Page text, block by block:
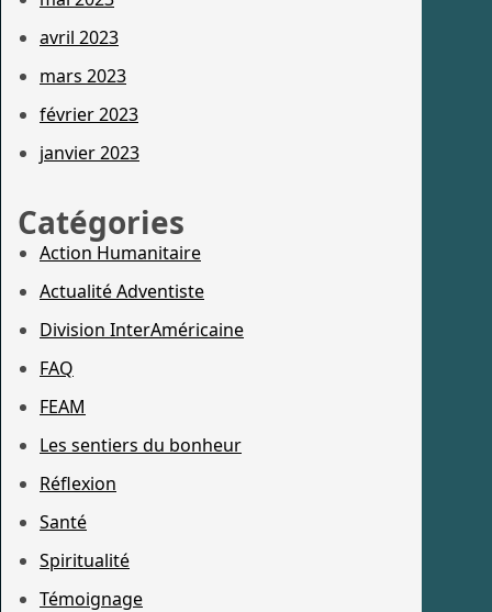
avril 2023
mars 2023
février 2023
janvier 2023
Catégories
Action Humanitaire
Actualité Adventiste
Division InterAméricaine
FAQ
FEAM
Les sentiers du bonheur
Réflexion
Santé
Spiritualité
Témoignage